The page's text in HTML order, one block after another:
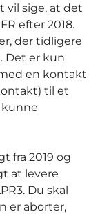
vil sige, at det
efter 2018.
der tidligere
Det er kun
en kontakt
til et
kunne
fra 2019 og
at levere
Du skal
er aborter,